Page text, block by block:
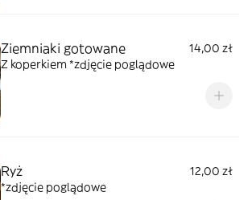
Ziemniaki gotowane
14,00 zł
Z koperkiem *zdjęcie poglądowe
Ryż
12,00 zł
*zdjęcie poglądowe